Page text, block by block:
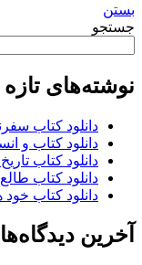
بستن
جستجو
نوشته‌های تازه
دانلود کتاب
دانلود کتاب و
دانلود کتاب
دانلود کتاب
دانلود کتاب خود
آخرین دیدگاه‌ها